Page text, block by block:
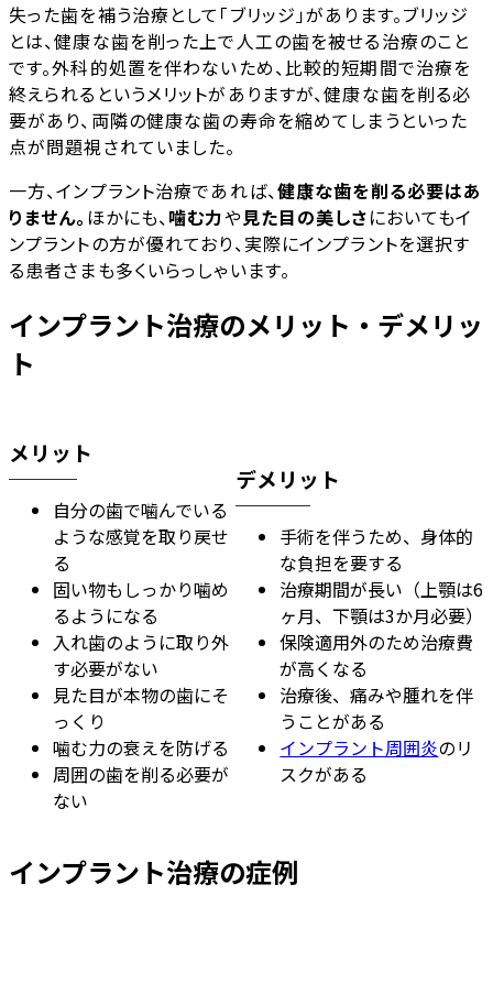
失った歯を補う治療として「ブリッジ」があります。ブリッジ
とは、健康な歯を削った上で人工の歯を被せる治療のこと
です。外科的処置を伴わないため、比較的短期間で治療を
終えられるというメリットがありますが、健康な歯を削る必
要があり、両隣の健康な歯の寿命を縮めてしまうといった
点が問題視されていました。
一方、インプラント治療であれば、健康な歯を削る必要はあ
りません。 ほかにも、噛む力や見た目の美しさにおいてもイ
ンプラントの方が優れており、実際にインプラントを選択す
る患者さまも多くいらっしゃいます。
インプラント治療のメリット・デメリッ
ト
メリット
自分の歯で噛んでいる
ような感覚を取り戻せ
る
固い物もしっかり噛め
るようになる
入れ歯のように取り外
す必要がない
見た目が本物の歯にそ
っくり
噛む力の衰えを防げる
周囲の歯を削る必要が
ない
デメリット
手術を伴うため、身体的
な負担を要する
治療期間が長い（上顎は6
ヶ月、下顎は3か月必要）
保険適用外のため治療費
が高くなる
治療後、痛みや腫れを伴
うことがある
インプラント周囲炎のリ
スクがある
インプラント治療の症例